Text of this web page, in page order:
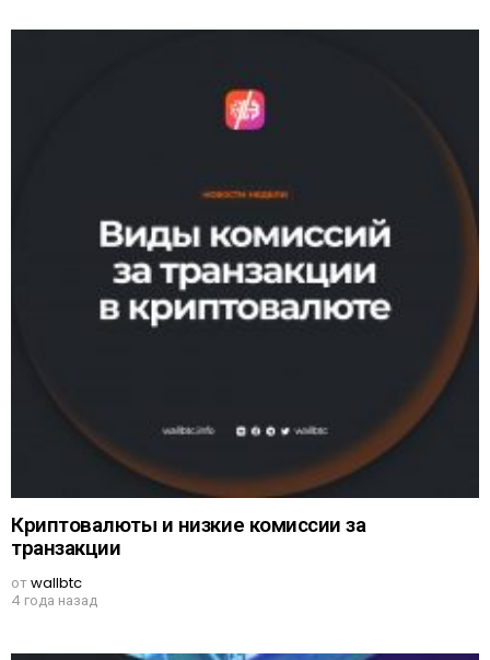
Криптовалюты и низкие комиссии за
транзакции
отwallbtc
4 года назад